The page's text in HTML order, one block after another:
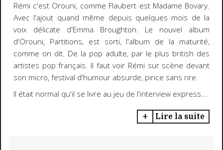
Rémi c'est Orouni, comme Flaubert est Madame Bovary.
Avec l'ajout quand même depuis quelques mois de la
voix délicate d'Emma Broughton. Le nouvel album
d'Orouni, Partitions, est sorti, l'album de la maturité,
comme on dit. De la pop adulte, par le plus british des
artistes pop français. Il faut voir Rémi sur scène devant
son micro, festival d'humour absurde, pince sans rire.
Il était normal qu'il se livre au jeu de l'interview express...
Lire la suite